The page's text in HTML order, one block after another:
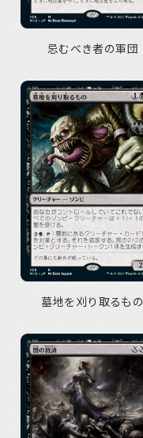
忌むべき者の軍団
墓地を刈り取るもの